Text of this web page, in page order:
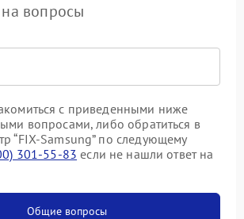
на вопросы
с приведенными ниже
вопросами, либо обратиться в
“FIX-Samsung” по следующему
301-55-83 если не нашли ответ на
Общие вопросы